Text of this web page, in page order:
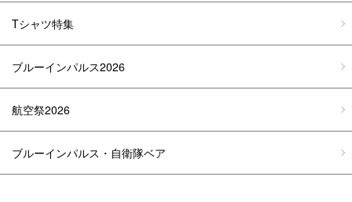
Tシャツ特集
ブルーインパルス2026
航空祭2026
ブルーインパルス・自衛隊ベア